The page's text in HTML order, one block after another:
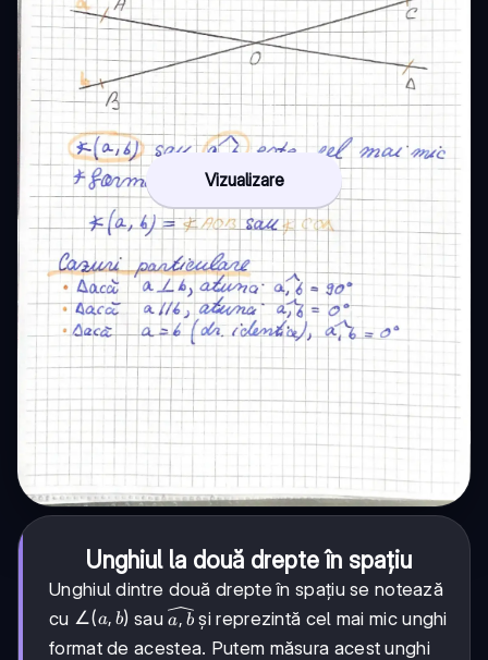
Vizualizare
Unghiul la două drepte în spațiu
Unghiul dintre două drepte în spațiu se notează
cu \angle
(a, b)
∠(a, b) sau\widehat{a,
b}
a, b și reprezintă cel mai mic unghi
format de acestea. Putem măsura acest unghi